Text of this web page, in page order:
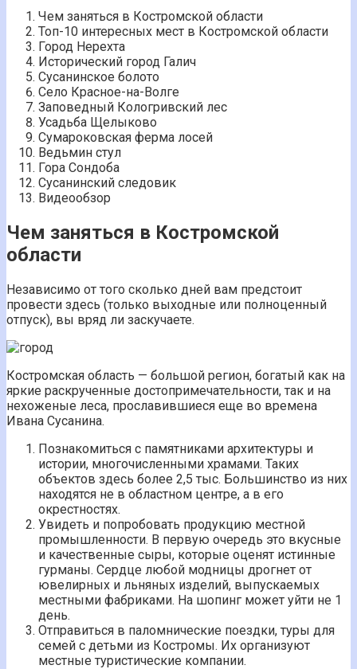
Чем заняться в Костромской области
Топ-10 интересных мест в Костромской области
Город Нерехта
Исторический город Галич
Сусанинское болото
Село Красное-на-Волге
Заповедный Кологривский лес
Усадьба Щелыково
Сумароковская ферма лосей
Ведьмин стул
Гора Сондоба
Сусанинский следовик
Видеообзор
Чем заняться в Костромской
области
Независимо от того сколько дней вам предстоит
провести здесь (только выходные или полноценный
отпуск), вы вряд ли заскучаете.
Костромская область — большой регион, богатый как на
яркие раскрученные достопримечательности, так и на
нехоженые леса, прославившиеся еще во времена
Ивана Сусанина.
Познакомиться с памятниками архитектуры и
истории, многочисленными храмами. Таких
объектов здесь более 2,5 тыс. Большинство из них
находятся не в областном центре, а в его
окрестностях.
Увидеть и попробовать продукцию местной
промышленности. В первую очередь это вкусные
и качественные сыры, которые оценят истинные
гурманы. Сердце любой модницы дрогнет от
ювелирных и льняных изделий, выпускаемых
местными фабриками. На шопинг может уйти не 1
день.
Отправиться в паломнические поездки, туры для
семей с детьми из Костромы. Их организуют
местные туристические компании.